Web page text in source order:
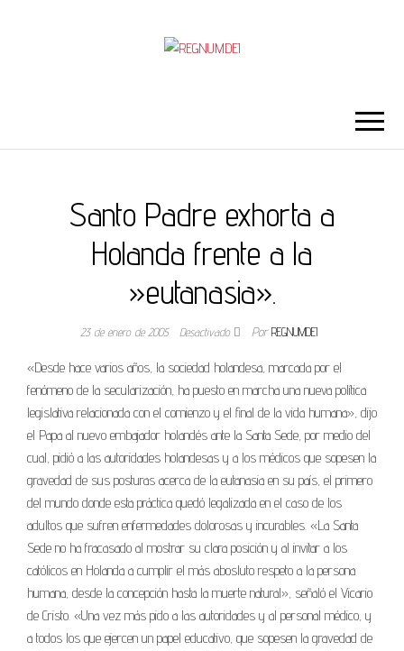
Santo Padre exhorta a
Holanda frente a la
»eutanasia».
23 de enero de 2005 Desactivado Por REGNUMDEI
«Desde hace varios años, la sociedad holandesa, marcada por el
fenómeno de la secularización, ha puesto en marcha una nueva política
legislativa relacionada con el comienzo y el final de la vida humana», dijo
el Papa al nuevo embajador holandés ante la Santa Sede, por medio del
cual, pidió a las autoridades holandesas y a los médicos que sopesen la
gravedad de sus posturas acerca de la eutanasia en su país, el primero
del mundo donde esta práctica quedó legalizada en el caso de los
adultos que sufren enfermedades dolorosas y incurables. «La Santa
Sede no ha fracasado al mostrar su clara posición y al invitar a los
católicos en Holanda a cumplir el más abosluto respeto a la persona
humana, desde la concepción hasta la muerte natural», señaló el Vicario
de Cristo. «Una vez más pido a las autoridades y al personal médico, y
a todos los que ejercen un papel educativo, que sopesen la gravedad de